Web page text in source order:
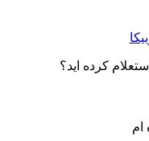
کرده اید؟
ام